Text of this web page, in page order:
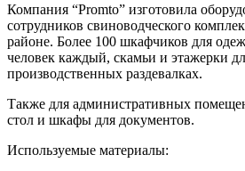
Компания “Promto” изготовила
сотрудников свиноводческого
районе. Более 100 шкафчиков для
человек каждый, скамьи и этажерки
производственных раздевалках.
Также для административных
стол и шкафы для документов.
Используемые материалы: